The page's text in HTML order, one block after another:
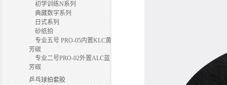
初学训练N系列
典藏数字系列
日式系列
砂纸拍
专业五号 PRO-05内置KLC黄
芳碳
专业二号PRO-02外置ALC蓝
芳碳
乒乓球拍套胶